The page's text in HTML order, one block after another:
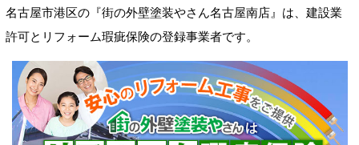
名古屋市港区の『街の外壁塗装やさん名古屋南店』は、建設業
許可とリフォーム瑕疵保険の登録事業者です。